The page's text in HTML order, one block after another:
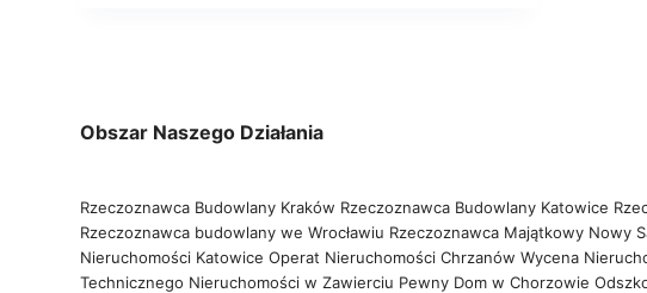
Obszar Naszego Działania
Rzeczoznawca Budowlany Kraków Rzeczoznawca Budowlany Katowice
Rzeczoznawca budowlany we Wrocławiu Rzeczoznawca Majątkowy Nowy
Nieruchomości Katowice Operat Nieruchomości Chrzanów Wycena
Technicznego Nieruchomości w Zawierciu Pewny Dom w Chorzowie